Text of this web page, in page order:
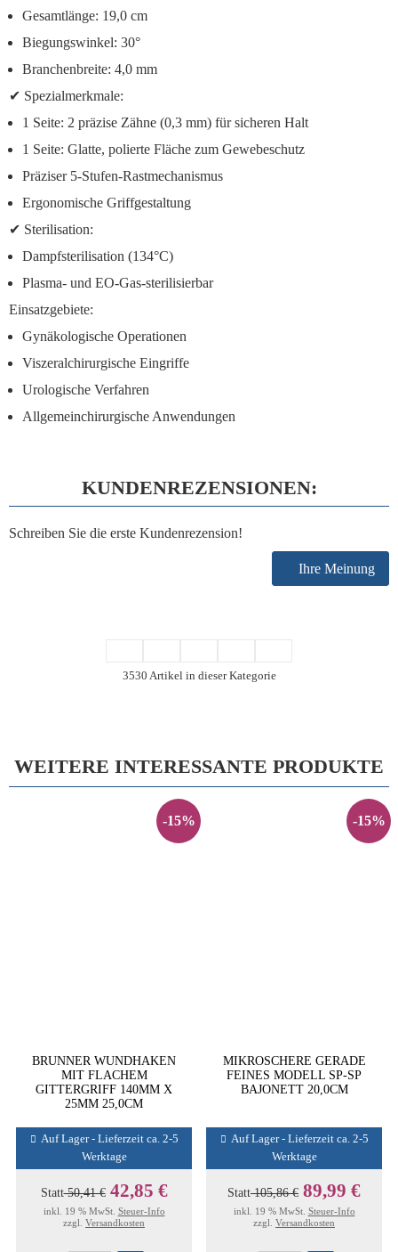
Gesamtlänge: 19,0 cm
Biegungswinkel: 30°
Branchenbreite: 4,0 mm
✔ Spezialmerkmale:
1 Seite: 2 präzise Zähne (0,3 mm) für sicheren Halt
1 Seite: Glatte, polierte Fläche zum Gewebeschutz
Präziser 5-Stufen-Rastmechanismus
Ergonomische Griffgestaltung
✔ Sterilisation:
Dampfsterilisation (134°C)
Plasma- und EO-Gas-sterilisierbar
Einsatzgebiete:
Gynäkologische Operationen
Viszeralchirurgische Eingriffe
Urologische Verfahren
Allgemeinchirurgische Anwendungen
KUNDENREZENSIONEN:
Schreiben Sie die erste Kundenrezension!
Ihre Meinung
3530 Artikel in dieser Kategorie
WEITERE INTERESSANTE PRODUKTE
-15%
BRUNNER WUNDHAKEN
MIT FLACHEM
GITTERGRIFF 140MM X
25MM 25,0CM
Auf Lager - Lieferzeit ca. 2-5
Werktage
Statt50,41 € 42,85 €
inkl. 19 % MwSt. Steuer-Info
zzgl. Versandkosten
-15%
MIKROSCHERE GERADE
FEINES MODELL SP-SP
BAJONETT 20,0CM
Auf Lager - Lieferzeit ca. 2-5
Werktage
Statt105,86 € 89,99 €
inkl. 19 % MwSt. Steuer-Info
zzgl. Versandkosten